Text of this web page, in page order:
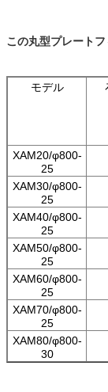
この丸型プレート
モデル
XAM20/φ800-
25
XAM30/φ800-
25
XAM40/φ800-
25
XAM50/φ800-
25
XAM60/φ800-
25
XAM70/φ800-
25
XAM80/φ800-
30